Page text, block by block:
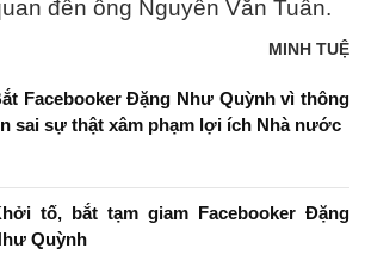
đến ông Nguyễn Văn Tuấn.
MINH TUỆ
Facebooker Đặng Như Quỳnh vì thông
sai sự thật xâm phạm lợi ích Nhà nước
tố, bắt tạm giam Facebooker Đặng
Quỳnh